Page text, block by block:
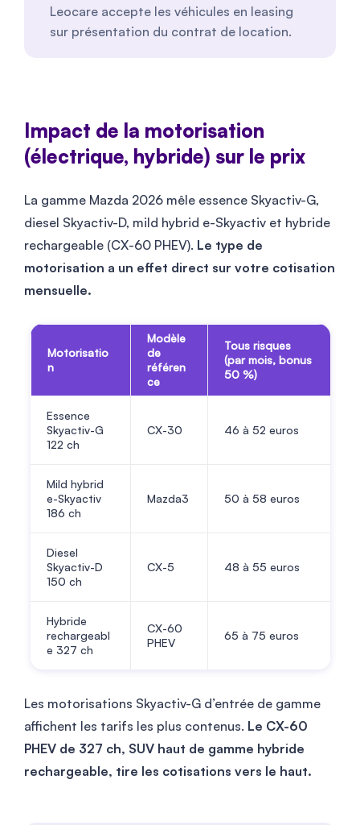
Leocare accepte les véhicules en leasing
sur présentation du contrat de location.
Impact de la motorisation
(électrique, hybride) sur le prix
La gamme Mazda 2026 mêle essence Skyactiv-G,
diesel Skyactiv-D, mild hybrid e-Skyactiv et hybride
rechargeable (CX-60 PHEV). Le type de
motorisation a un effet direct sur votre cotisation
mensuelle.
Motorisatio
n
Modèle
de
référen
ce
Tous risques
(par mois, bonus
50 %)
Essence
Skyactiv-G
122 ch
CX-30 46 à 52 euros
Mild hybrid
e-Skyactiv
186 ch
Mazda3 50 à 58 euros
Diesel
Skyactiv-D
150 ch
CX-5 48 à 55 euros
Hybride
rechargeabl
e 327 ch
CX-60
PHEV
65 à 75 euros
Les motorisations Skyactiv-G d’entrée de gamme
affichent les tarifs les plus contenus. Le CX-60
PHEV de 327 ch, SUV haut de gamme hybride
rechargeable, tire les cotisations vers le haut.